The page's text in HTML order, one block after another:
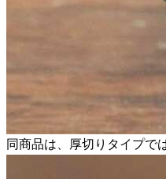
同商品は、厚切りタイプで